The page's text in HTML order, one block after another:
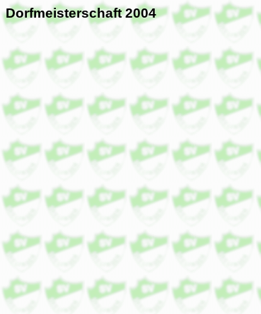
Dorfmeisterschaft 2004